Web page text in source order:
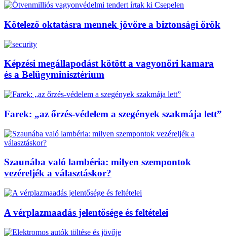
Kötelező oktatásra mennek jövőre a biztonsági őrök
Képzési megállapodást kötött a vagyonőri kamara
és a Belügyminisztérium
Farek: „az őrzés-védelem a szegények szakmája lett”
Szaunába való lambéria: milyen szempontok
vezéreljék a választáskor?
A vérplazmaadás jelentősége és feltételei